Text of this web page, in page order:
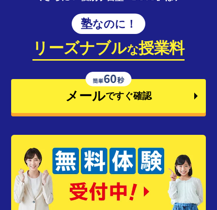
塾なのに！
リーズナブルな授業料
メールですぐ確認